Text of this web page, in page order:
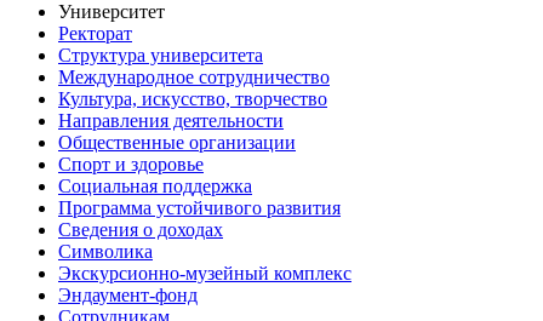
Университет
Ректорат
Структура университета
Международное сотрудничество
Культура, искусство, творчество
Направления деятельности
Общественные организации
Спорт и здоровье
Социальная поддержка
Программа устойчивого развития
Сведения о доходах
Символика
Экскурсионно-музейный комплекс
Эндаумент-фонд